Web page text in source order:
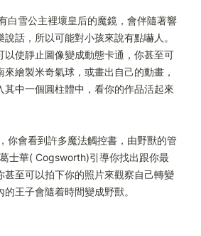
白雪公主裡壞皇后的魔鏡，會伴隨著響
話，所以可能對小孩來說有點嚇人。
以使靜止圖像變成動態卡通，你甚至可
繪製米奇氣球，或畫出自己的動畫，
其中一個圓柱體中，看你的作品活起來
你會看到許多魔法觸控書，由野獸的管
士華( Cogsworth)引導你找出跟你最
甚至可以拍下你的照片來觀察自己轉變
王子會隨着時間變成野獸。